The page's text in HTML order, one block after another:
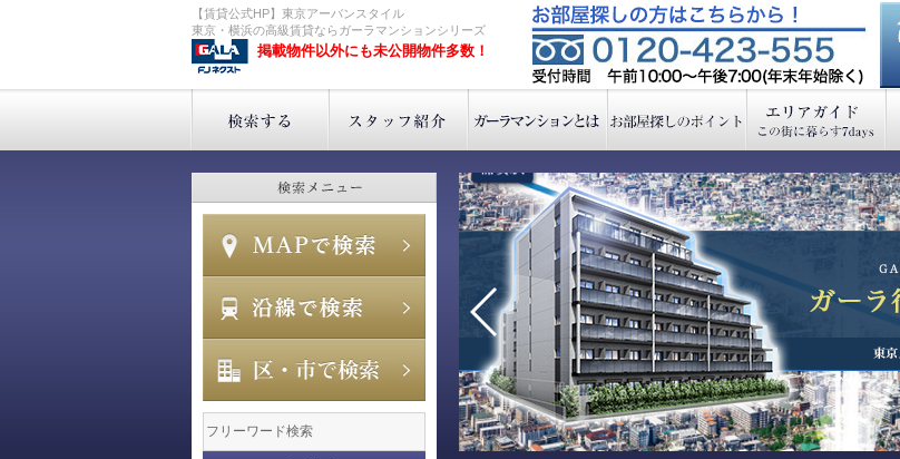
【賃貸公式HP】東京アーバンスタイル
東京・横浜の高級賃貸ならガーラマンションシリーズ
掲載物件以外にも未公開物件多数！